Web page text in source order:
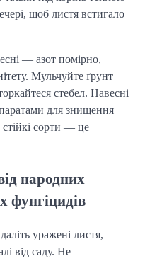
щоб листя встигало
— азот помірно,
Мульчуйте ґрунт
стебел. Навесні
для знищення
сорти — це
народних
фунгіцидів
уражені листя,
від саду. Не